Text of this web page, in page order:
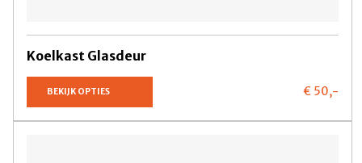
Koelkast Glasdeur
BEKIJK OPTIES € 50,-